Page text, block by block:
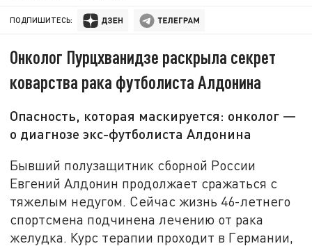
ПОДПИШИТЕСЬ:
Онколог Пурцхванидзе раскрыла секрет
коварства рака футболиста Алдонина
Опасность, которая маскируется: онколог —
о диагнозе экс-футболиста Алдонина
Бывший полузащитник сборной России
Евгений Алдонин продолжает сражаться с
тяжелым недугом. Сейчас жизнь 46-летнего
спортсмена подчинена лечению от рака
желудка. Курс терапии проходит в Германии,